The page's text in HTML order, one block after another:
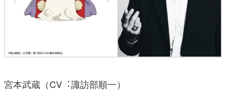
宮本武蔵（CV︓諏訪部順⼀）